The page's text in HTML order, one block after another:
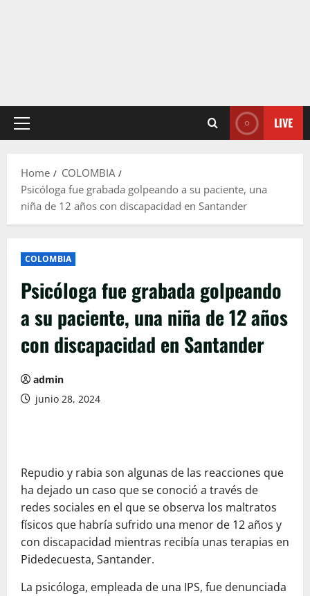
Primary
LIVE
Home
COLOMBIA
Psicóloga fue grabada golpeando a su paciente, una
niña de 12 años con discapacidad en Santander
COLOMBIA
Psicóloga fue grabada golpeando
a su paciente, una niña de 12 años
con discapacidad en Santander
admin
junio 28, 2024
Repudio y rabia son algunas de las reacciones que
ha dejado un caso que se conoció a través de
redes sociales en el que se observa los maltratos
físicos que habría sufrido una menor de 12 años y
con discapacidad mientras recibía unas terapias en
Pidedecuesta, Santander.
La psicóloga, empleada de una IPS, fue denunciada